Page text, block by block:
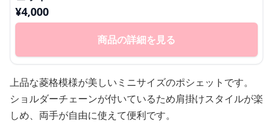
¥4,000
商品の詳細を見る
上品な菱格模様が美しいミニサイズのポシェットです。
ショルダーチェーンが付いているため肩掛けスタイルが楽
しめ、両手が自由に使えて便利です。